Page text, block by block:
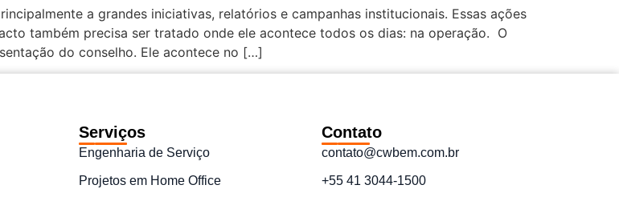
a grandes iniciativas, relatórios e campanhas institucionais. Essas ações
também precisa ser tratado onde ele acontece todos os dias: na operação. O
do conselho. Ele acontece no […]
Serviços
Engenharia de Serviço
Projetos em Home Office
Contato
contato@cwbem.com.br
+55 41 3044-1500